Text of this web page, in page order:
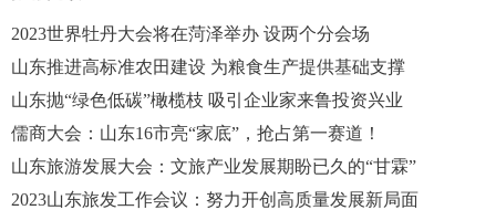
2023世界牡丹大会将在菏泽举办 设两个分会场
山东推进高标准农田建设 为粮食生产提供基础支撑
山东抛“绿色低碳”橄榄枝 吸引企业家来鲁投资兴业
儒商大会：山东16市亮“家底”，抢占第一赛道！
山东旅游发展大会：文旅产业发展期盼已久的“甘霖”
2023山东旅发工作会议：努力开创高质量发展新局面